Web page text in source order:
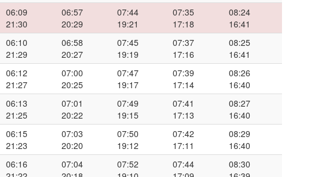
06:09
21:30
06:57
20:29
07:44
19:21
07:35
17:18
08:24
16:41
06:10
21:29
06:58
20:27
07:45
19:19
07:37
17:16
08:25
16:41
06:12
21:27
07:00
20:25
07:47
19:17
07:39
17:14
08:26
16:40
06:13
21:25
07:01
20:22
07:49
19:15
07:41
17:13
08:27
16:40
06:15
21:23
07:03
20:20
07:50
19:12
07:42
17:11
08:29
16:40
06:16
07:04
07:52
07:44
08:30